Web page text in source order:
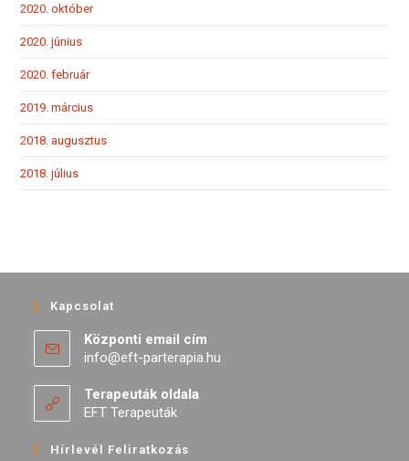
2020. október
2020. június
2020. február
2019. március
2018. augusztus
2018. július
Kapcsolat
Központi email cím
info@eft-parterapia.hu
Terapeuták oldala
EFT Terapeuták
Hírlevél Feliratkozás